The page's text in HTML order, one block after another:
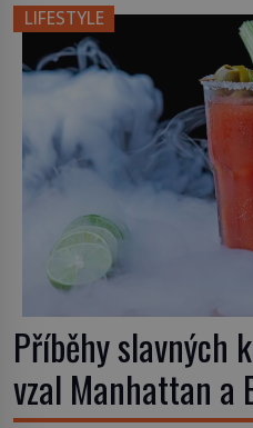
LIFESTYLE
Příběhy slavných
vzal Manhattan a